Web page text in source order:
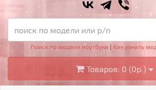
Поиск по модели ноутбука | Как узнать
Товаров: 0 (0р.)